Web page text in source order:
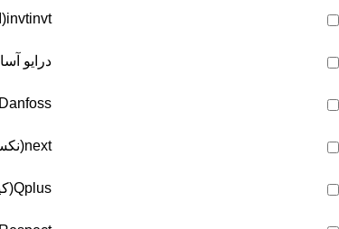
invtinvt(اینوت)
درایو
Danfoss(دانفوس)
next(نکست)
Qplus(کیوپلاس)